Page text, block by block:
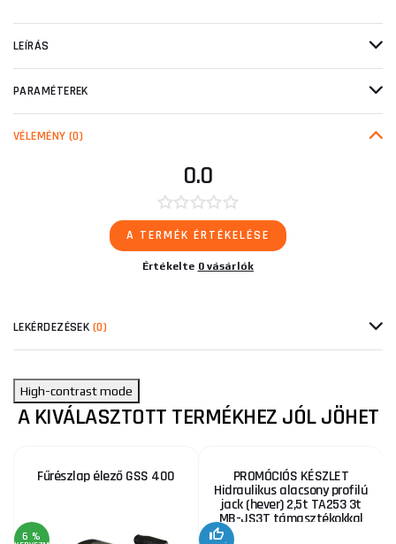
LEÍRÁS
PARAMÉTEREK
VÉLEMÉNY (0)
0.0
A TERMÉK ÉRTÉKELÉSE
Értékelte 0 vásárlók
LEKÉRDEZÉSEK (0)
High-contrast mode
A KIVÁLASZTOTT TERMÉKHEZ JÓL JÖHET
Fűrészlap élező GSS 400
6 %
PROMÓCIÓS KÉSZLET
Hidraulikus alacsony profilú
jack (hever) 2,5t TA253 3t
MB-JS3T támasztékokkal